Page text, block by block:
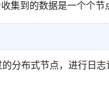
集到的数据是一个个节
分布式节点，进行日